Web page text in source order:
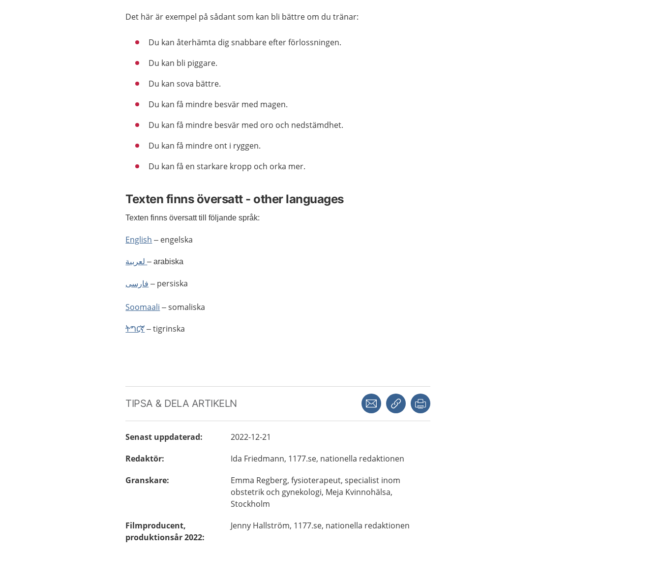
Det här är exempel på sådant som kan bli bättre om du tränar:
Du kan återhämta dig snabbare efter förlossningen.
Du kan bli piggare.
Du kan sova bättre.
Du kan få mindre besvär med magen.
Du kan få mindre besvär med oro och nedstämdhet.
Du kan få mindre ont i ryggen.
Du kan få en starkare kropp och orka mer.
Texten finns översatt - other languages
Texten finns översatt till följande språk:
English – engelska
لعربية– arabiska
فارسى – persiska
Soomaali – somaliska
ትግርኛ– tigrinska
TIPSA & DELA ARTIKELN Dela via mejlKopiera länk
Senast uppdaterad:
2022-12-21
Redaktör: Ida Friedmann, 1177.se, nationella redaktionen
Granskare: Emma Regberg, fysioterapeut, specialist inom
obstetrik och gynekologi, Meja Kvinnohälsa,
Stockholm
Filmproducent,
produktionsår 2022:
Jenny Hallström, 1177.se, nationella redaktionen